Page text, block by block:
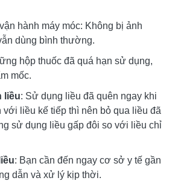
hành máy móc: Không bị ảnh
dùng bình thường.
hộp thuốc đã quá hạn sử dụng,
mốc.
liều: Sử dụng liều đã quên ngay khi
với liều kế tiếp thì nên bỏ qua liều đã
sử dụng liều gấp đôi so với liều chỉ
: Bạn cần đến ngay cơ sở y tế gần
dẫn và xử lý kịp thời.